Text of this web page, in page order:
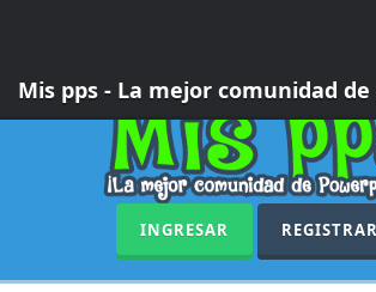
Mis pps - La mejor comunidad
INGRESAR